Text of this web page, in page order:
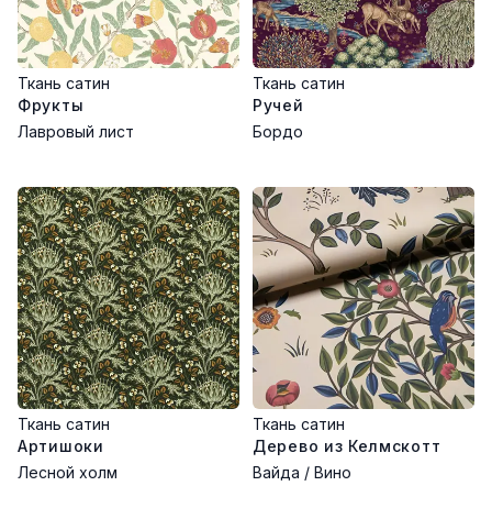
Ткань сатин
Фрукты
Лавровый лист
Ткань сатин
Ручей
Бордо
Ткань сатин
Артишоки
Лесной холм
Ткань сатин
Дерево из Келмскотт
Вайда / Вино